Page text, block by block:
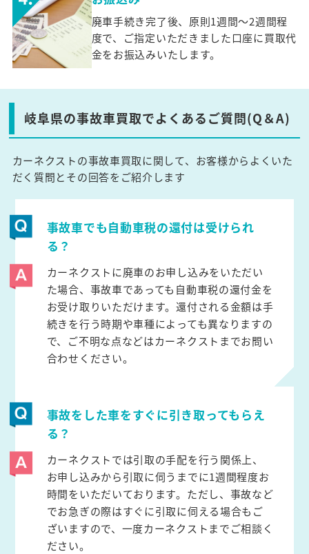
廃車手続き完了後、原則1週間～2週間程
度で、ご指定いただきました口座に買取代
金をお振込みいたします。
岐阜県の事故車買取でよくあるご質問(Q＆A)
カーネクストの事故車買取に関して、お客様からよくいた
だく質問とその回答をご紹介します
事故車でも自動車税の還付は受けられ
る？
カーネクストに廃車のお申し込みをいただい
た場合、事故車であっても自動車税の還付金を
お受け取りいただけます。還付される金額は手
続きを行う時期や車種によっても異なりますの
で、ご不明な点などはカーネクストまでお問い
合わせください。
事故をした車をすぐに引き取ってもらえ
る？
カーネクストでは引取の手配を行う関係上、
お申し込みから引取に伺うまでに1週間程度お
時間をいただいております。ただし、事故など
でお急ぎの際はすぐに引取に伺える場合もご
ざいますので、一度カーネクストまでご相談く
ださい。